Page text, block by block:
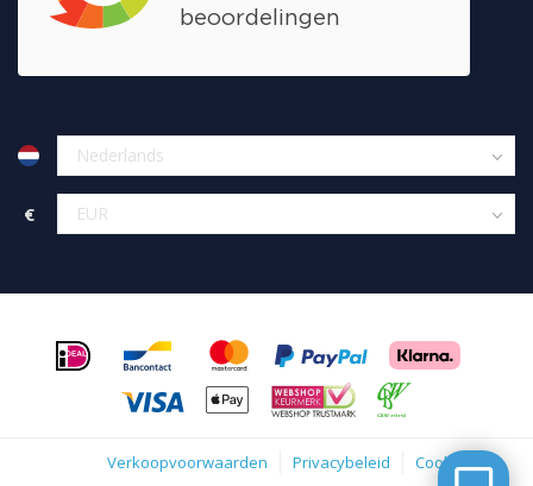
€
Verkoopvoorwaarden Privacybeleid Cookies